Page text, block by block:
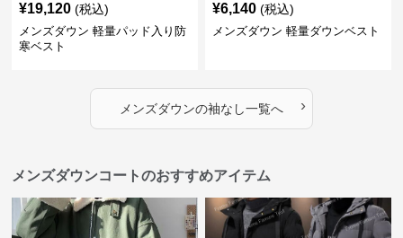
¥19,120 (税込)
メンズダウン 軽量パッド入り防
寒ベスト
¥6,140 (税込)
メンズダウン 軽量ダウンベスト
メンズダウンの袖なし一覧へ ›
メンズダウンコートのおすすめアイテム